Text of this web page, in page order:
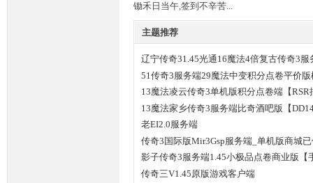
锄禾日当午,签到不辛苦...
主题推荐
辽宁传奇31.45光通16魔法4倍复古传奇3服
51传奇3服务端29魔法中变积分点卷平价
13魔法凌云传奇3单机版积分点卷端【RSR
13魔法家乡传奇3服务端比奇酒吧版【
老EI2.0服务端
传奇3国际版Mir3Gsp服务端_单机版商城
影子传奇3服务端1.45小极品点卷商业版【
传奇三V1.45原版游戏客户端